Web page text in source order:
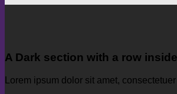
A Dark section with a row inside
Lorem ipsum dolor sit amet,